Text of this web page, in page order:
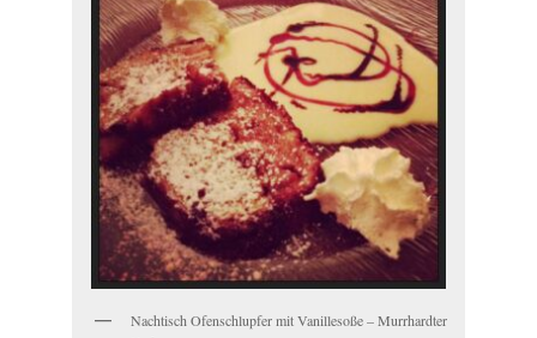
Nachtisch Ofenschlupfer mit Vanillesoße – Murrhardter